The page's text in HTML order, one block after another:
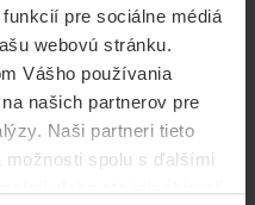
pre sociálne médiá
webovú stránku.
Vášho používania
našich partnerov pre
Naši partneri tieto
spolu s ďalšími